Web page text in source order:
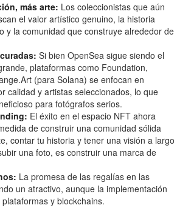
más arte: Los coleccionistas que aún
el valor artístico genuino, la historia
y la comunidad que construye alrededor de
Si bien OpenSea sigue siendo el
plataformas como Foundation,
(para Solana) se enfocan en
calidad y artistas seleccionados, lo que
para fotógrafos serios.
El éxito en el espacio NFT ahora
de construir una comunidad sólida
contar tu historia y tener una visión a largo
una foto, es construir una marca de
La promesa de las regalías en las
un atractivo, aunque la implementación
y blockchains.